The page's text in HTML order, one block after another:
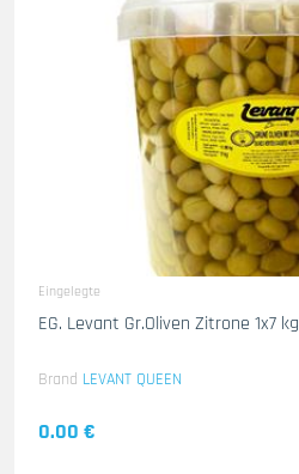
Eingelegte
EG. Levant Gr.Oliven Zitrone 1x7 kg
Brand LEVANT QUEEN
0.00 €